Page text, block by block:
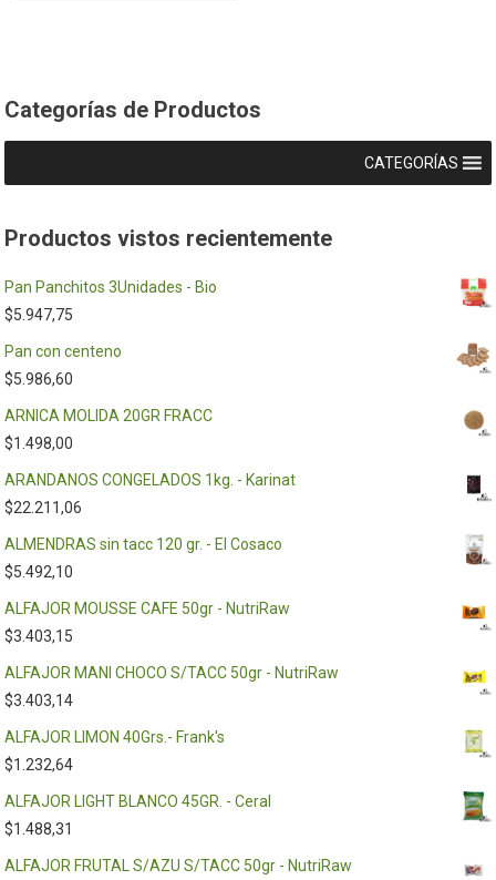
Categorías de Productos
CATEGORÍAS
Productos vistos recientemente
Pan Panchitos 3Unidades - Bio
$5.947,75
Pan con centeno
$5.986,60
ARNICA MOLIDA 20GR FRACC
$1.498,00
ARANDANOS CONGELADOS 1kg. - Karinat
$22.211,06
ALMENDRAS sin tacc 120 gr. - El Cosaco
$5.492,10
ALFAJOR MOUSSE CAFE 50gr - NutriRaw
$3.403,15
ALFAJOR MANI CHOCO S/TACC 50gr - NutriRaw
$3.403,14
ALFAJOR LIMON 40Grs.- Frank's
$1.232,64
ALFAJOR LIGHT BLANCO 45GR. - Ceral
$1.488,31
ALFAJOR FRUTAL S/AZU S/TACC 50gr - NutriRaw